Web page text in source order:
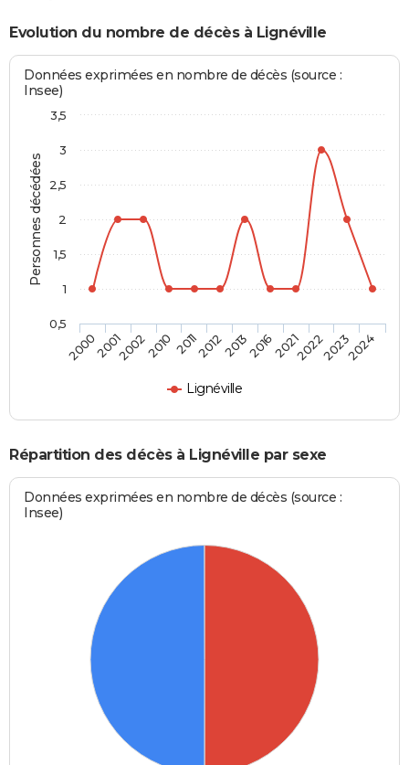
Evolution du nombre de décès à Lignéville
Personnes décédées
Données exprimées en nombre de décès (source :
Insee)
Lignéville
2000200120022010 20112012201320162021202220232024
0,5
1
1,5
2
2,5
3
3,5
Répartition des décès à Lignéville par sexe
Données exprimées en nombre de décès (source :
Insee)